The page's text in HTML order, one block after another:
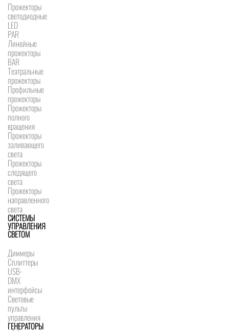
Прожекторы
светодиодные
LED
PAR
Линейные
прожекторы
BAR
Театральные
прожекторы
Профильные
прожекторы
Прожекторы
полного
вращения
Прожекторы
заливающего
света
Прожекторы
следящего
света
Прожекторы
направленного
света
СИСТЕМЫ
УПРАВЛЕНИЯ
СВЕТОМ
Диммеры
Сплиттеры
USB-
DMX
интерфейсы
Световые
пульты
управления
ГЕНЕРАТОРЫ